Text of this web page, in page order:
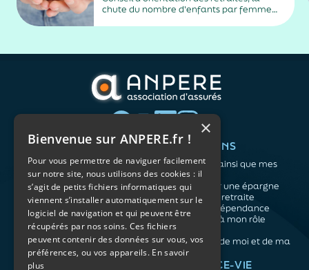
chute du nombre d'enfants par femme
QUI SOMMES-NOUS ?
L'association
Notre organisation
L’équipe
Les atouts du contrat
associatif
VOS BESOINS
Me protéger ainsi que mes
proches
Me constituer une épargne
Préparer ma retraite
Anticiper la dépendance
Me préparer à mon rôle
d'aidant
Prendre soin de moi et de ma
santé
NOS ARTICLES ASSURANCE-VIE
×
Bienvenue sur ANPERE.fr !
Pour vous permettre de naviguer facilement
sur notre site, nous utilisons des cookies : il
s’agit de petits fichiers informatiques qui
viennent s’installer automatiquement sur le
logiciel de navigation et qui peuvent être
récupérés par nos soins. Ces fichiers
peuvent contenir des données sur vous, vos
préférences, ou vos appareils. En savoir
plus